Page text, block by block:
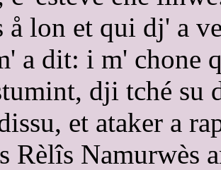
å lon et qui dj' a
a dit: i m' chone
dji tché su
et ataker a
Rèlîs Namurwès